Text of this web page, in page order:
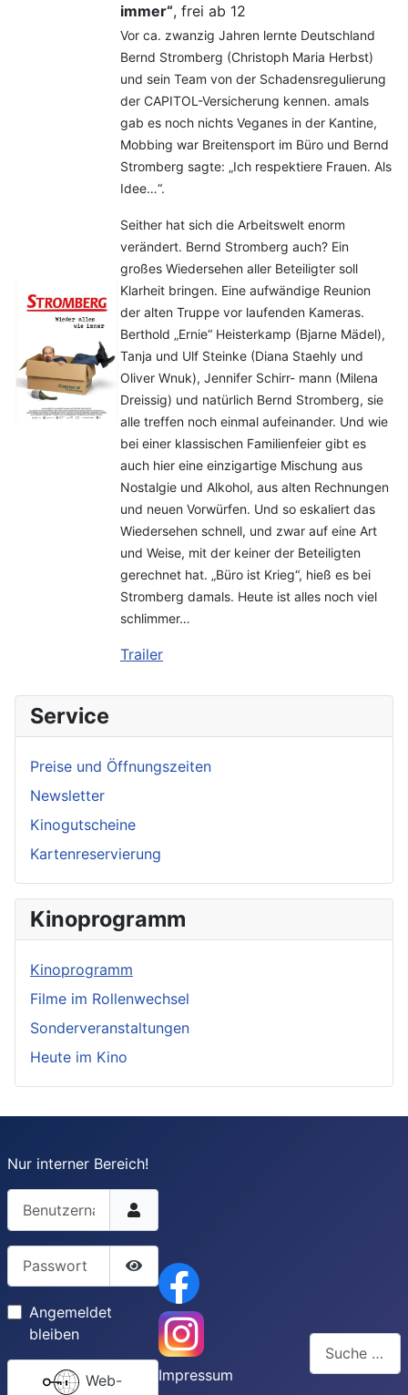
immer“, frei ab 12
Vor ca. zwanzig Jahren lernte Deutschland
Bernd Stromberg (Christoph Maria Herbst)
und sein Team von der Schadensregulierung
der CAPITOL-Versicherung kennen. amals
gab es noch nichts Veganes in der Kantine,
Mobbing war Breitensport im Büro und Bernd
Stromberg sagte: „Ich respektiere Frauen. Als
Idee…“.
Seither hat sich die Arbeitswelt enorm
verändert. Bernd Stromberg auch? Ein
großes Wiedersehen aller Beteiligter soll
Klarheit bringen. Eine aufwändige Reunion
der alten Truppe vor laufenden Kameras.
Berthold „Ernie“ Heisterkamp (Bjarne Mädel),
Tanja und Ulf Steinke (Diana Staehly und
Oliver Wnuk), Jennifer Schirr- mann (Milena
Dreissig) und natürlich Bernd Stromberg, sie
alle treffen noch einmal aufeinander. Und wie
bei einer klassischen Familienfeier gibt es
auch hier eine einzigartige Mischung aus
Nostalgie und Alkohol, aus alten Rechnungen
und neuen Vorwürfen. Und so eskaliert das
Wiedersehen schnell, und zwar auf eine Art
und Weise, mit der keiner der Beteiligten
gerechnet hat. „Büro ist Krieg“, hieß es bei
Stromberg damals. Heute ist alles noch viel
schlimmer…
Trailer
Service
Preise und Öffnungszeiten
Newsletter
Kinogutscheine
Kartenreservierung
Kinoprogramm
Kinoprogramm
Filme im Rollenwechsel
Sonderveranstaltungen
Heute im Kino
Nur interner Bereich!
Passwort
Passwort anzeigen
Angemeldet
bleiben
Web-
Impressum
Suchen